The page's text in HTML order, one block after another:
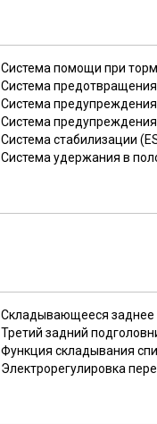
Система помощи при
Система
Система
Система
Система стабилизации
Система удержания в
Складывающееся заднее
Третий задний
Функция складывания
Электрорегулировка